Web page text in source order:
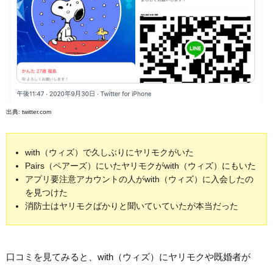
出典: twitter.com
with（ウィズ）で久しぶりにヤリモクがいた
Pairs（ペアーズ）にいたヤリモクがwith（ウィズ）にもいた
アプリ要注意アカウントの人がwith（ウィズ）に入会したの
を見つけた
消防士はヤリモクばかりと聞いていていたが本当だった
口コミを見てみると、with（ウィズ）にヤリモクや既婚者が